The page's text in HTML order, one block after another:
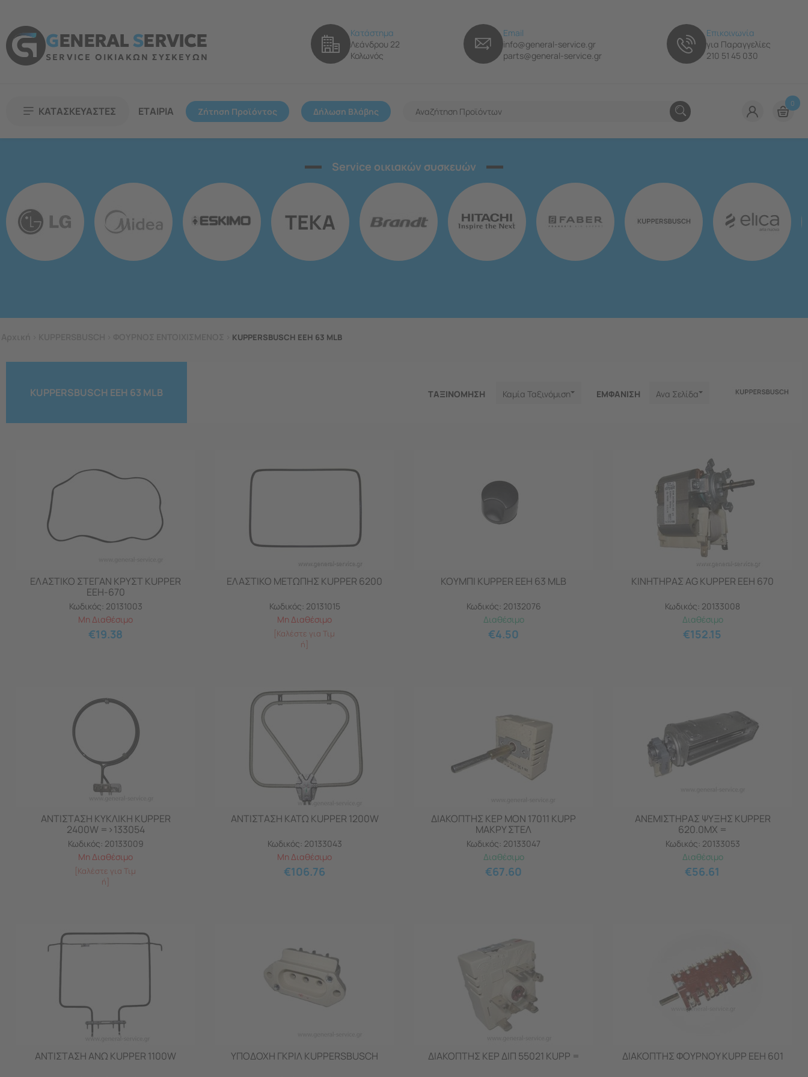
GENERALSERVICE
SERVICE ΟΙΚΙΑΚΩΝ ΣΥΣΚΕΥΩΝ
Κατάστημα
Λεάνδρου 22
Κολωνός
Email
info@general-service.gr
parts@general-service.gr
Επικοινωνία
για Παραγγελίες
210 51 45 030
ΚΑΤΑΣΚΕΥΑΣΤΕΣ ΕΤΑΙΡΙΑ Ζήτηση Προϊόντος Δήλωση Βλάβης
0
Service οικιακών συσκευών
KUPPERSBUSCH EEH 63 MLB
KUPPERSBUSCH EEH 63 MLB ΤΑΞΙΝΟΜΗΣΗ Καμία Ταξινόμιση ΕΜΦΑNΙΣΗ Ανα Σελίδα
ΕΛΑΣΤΙΚΟ ΣΤΕΓΑΝ ΚΡΥΣΤ KUPPER
EEH-670
Κωδικός: 20131003
Μη Διαθέσιμο
€19.38
ΕΛΑΣΤΙΚΟ ΜΕΤΩΠΗΣ KUPPER 6200
Κωδικός: 20131015
Μη Διαθέσιμο
[Καλέστε για Τιμ
ή]
ΚΟΥΜΠΙ KUPPER EEH 63 MLB
Κωδικός: 20132076
Διαθέσιμο
€4.50
ΚΙΝΗΤΗΡΑΣ AG KUPPER EEH 670
Κωδικός: 20133008
Διαθέσιμο
€152.15
ΑΝΤΙΣΤΑΣΗ ΚΥΚΛΙΚΗ KUPPER
2400W =>133054
Κωδικός: 20133009
Μη Διαθέσιμο
[Καλέστε για Τιμ
ή]
ΑΝΤΙΣΤΑΣΗ ΚΑΤΩ KUPPER 1200W
Κωδικός: 20133043
Μη Διαθέσιμο
€106.76
ΔΙΑΚΟΠΤΗΣ ΚΕΡ ΜΟΝ 17011 KUPP
ΜΑΚΡΥ ΣΤΕΛ
Κωδικός: 20133047
Διαθέσιμο
€67.60
ΑΝΕΜΙΣΤΗΡΑΣ ΨΥΞΗΣ KUPPER
620.0MX =
Κωδικός: 20133053
Διαθέσιμο
€56.61
ΑΝΤΙΣΤΑΣΗ ΑΝΩ KUPPER 1100W ΥΠΟΔΟΧΗ ΓΚΡΙΛ KUPPERSBUSCH ΔΙΑΚΟΠΤΗΣ ΚΕΡ ΔΙΠ 55021 KUPP = ΔΙΑΚΟΠΤΗΣ ΦΟΥΡΝΟΥ KUPP EEH 601